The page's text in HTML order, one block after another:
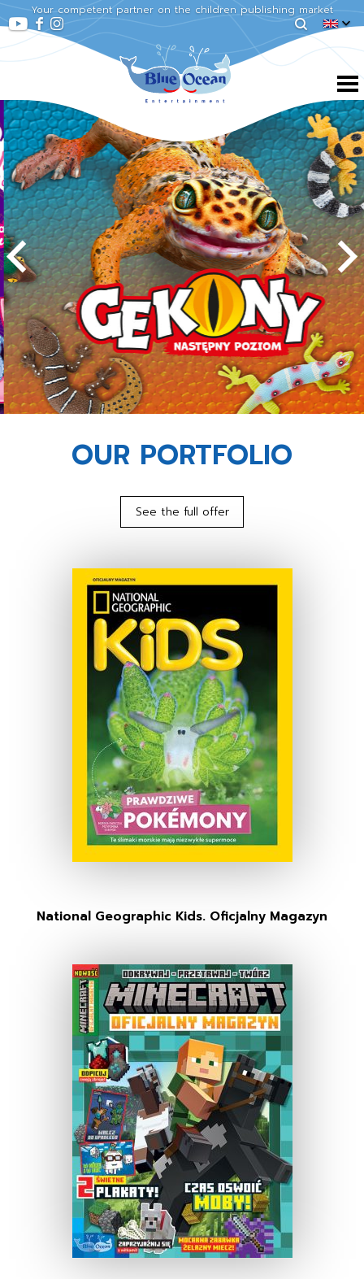
Your competent partner on the children publishing market
OUR PORTFOLIO
See the full offer
National Geographic Kids. Oficjalny Magazyn